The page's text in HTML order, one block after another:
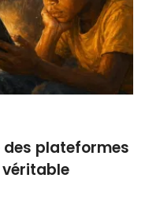
des plateformes